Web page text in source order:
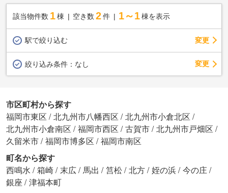
該当物件数 1棟 空き数 2 件 1～1 棟を表示
駅で絞り込む 変更
絞り込み条件： なし 変更
市区町村から探す
福岡市東区 / 北九州市八幡西区 / 北九州市小倉北区 /
北九州市小倉南区 / 福岡市西区 / 古賀市/ 北九州市戸畑区 /
久留米市/ 福岡市博多区 / 福岡市南区
町名から探す
西鳴水 / 箱崎/ 末広/ 馬出 / 筥松/ 北方/ 姪の浜/ 今の庄 /
銀座 / 津福本町